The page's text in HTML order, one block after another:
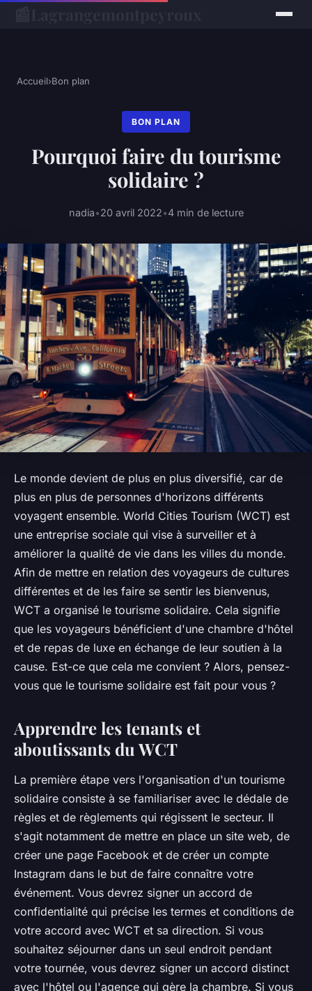
Accueil›Bon plan
BON PLAN
Pourquoi faire du tourisme
solidaire ?
nadia•20 avril 2022•4 min de lecture
Le monde devient de plus en plus diversifié, car de
plus en plus de personnes d'horizons différents
voyagent ensemble. World Cities Tourism (WCT) est
une entreprise sociale qui vise à surveiller et à
améliorer la qualité de vie dans les villes du monde.
Afin de mettre en relation des voyageurs de cultures
différentes et de les faire se sentir les bienvenus,
WCT a organisé le tourisme solidaire. Cela signifie
que les voyageurs bénéficient d'une chambre d'hôtel
et de repas de luxe en échange de leur soutien à la
cause. Est-ce que cela me convient ? Alors, pensez-
vous que le tourisme solidaire est fait pour vous ?
Apprendre les tenants et
aboutissants du WCT
La première étape vers l'organisation d'un tourisme
solidaire consiste à se familiariser avec le dédale de
règles et de règlements qui régissent le secteur. Il
s'agit notamment de mettre en place un site web, de
créer une page Facebook et de créer un compte
Instagram dans le but de faire connaître votre
événement. Vous devrez signer un accord de
confidentialité qui précise les termes et conditions de
votre accord avec WCT et sa direction. Si vous
souhaitez séjourner dans un seul endroit pendant
votre tournée, vous devrez signer un accord distinct
avec l'hôtel ou l'agence qui gère la chambre. Si vous